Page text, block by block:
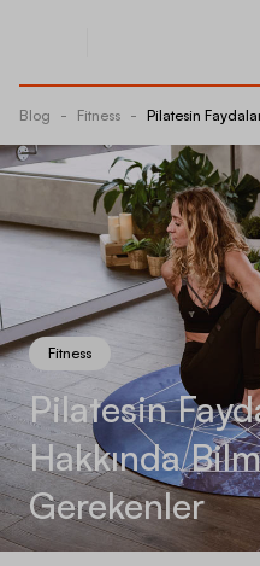
Blog - Fitness - Pilatesin
Fitness
Pilatesin
Hakkında
Gerekenler